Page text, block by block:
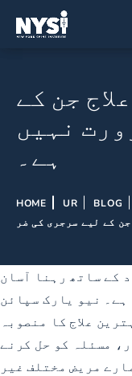
ریڑھ کی ہڈی کے 6 علاج جن کے
نہیں
ہے۔
HOME UR
BLOG
کے ساتھ رہنا آسان
نیو یارک سپائن
علاج کا منصوبہ
مسئلہ کو حل کرنے
مریض مختلف غیر